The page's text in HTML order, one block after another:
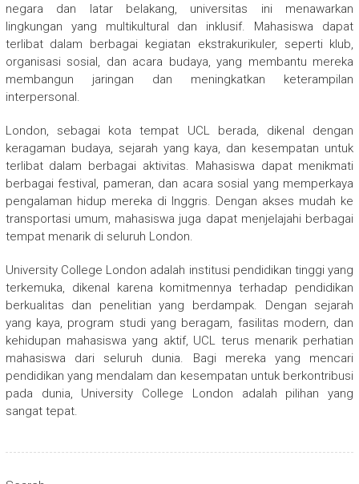
negara dan latar belakang, universitas ini menawarkan
lingkungan yang multikultural dan inklusif. Mahasiswa dapat
terlibat dalam berbagai kegiatan ekstrakurikuler, seperti klub,
organisasi sosial, dan acara budaya, yang membantu mereka
membangun jaringan dan meningkatkan keterampilan
interpersonal.
London, sebagai kota tempat UCL berada, dikenal dengan
keragaman budaya, sejarah yang kaya, dan kesempatan untuk
terlibat dalam berbagai aktivitas. Mahasiswa dapat menikmati
berbagai festival, pameran, dan acara sosial yang memperkaya
pengalaman hidup mereka di Inggris. Dengan akses mudah ke
transportasi umum, mahasiswa juga dapat menjelajahi berbagai
tempat menarik di seluruh London.
University College London adalah institusi pendidikan tinggi yang
terkemuka, dikenal karena komitmennya terhadap pendidikan
berkualitas dan penelitian yang berdampak. Dengan sejarah
yang kaya, program studi yang beragam, fasilitas modern, dan
kehidupan mahasiswa yang aktif, UCL terus menarik perhatian
mahasiswa dari seluruh dunia. Bagi mereka yang mencari
pendidikan yang mendalam dan kesempatan untuk berkontribusi
pada dunia, University College London adalah pilihan yang
sangat tepat.